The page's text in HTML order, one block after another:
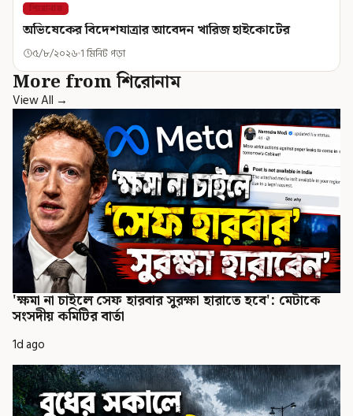
শিরোনাম
অভিষেকের বিদেশযাত্রার আবেদন খারিজ হাইকোর্টের
৫/৮/২০২৬ 1 মিনিট পড়া
More from শিরোনাম
View All →
'ক্ষমা না চাইলে সেফ হারবার সুরক্ষা হারাতে হবে': মেটাকে
সংসদীয় কমিটির বার্তা
1d ago